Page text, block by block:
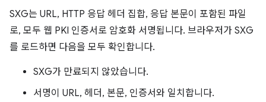
SXG는 URL, HTTP 응답 헤더 집합, 응답 본문이 포함된 파일
로, 모두 웹 PKI 인증서로 암호화 서명됩니다. 브라우저가 SXG
를 로드하면 다음을 모두 확인합니다.
SXG가 만료되지 않았습니다.
서명이 URL, 헤더, 본문, 인증서와 일치합니다.